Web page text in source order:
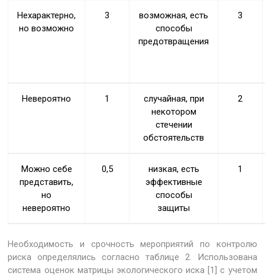
Нехарактерно,
но возможно
3
возможная, есть
способы
предотвращения
3
Невероятно 1
случайная, при
некотором
стечении
обстоятельств
2
Можно себе
представить,
но
невероятно
0,5
низкая, есть
эффективные
способы
защиты
1
Необходимость и срочность мероприятий по контролю
риска определялись согласно таблице 2. Использована
система оценок матрицы экологического иска [1] с учетом